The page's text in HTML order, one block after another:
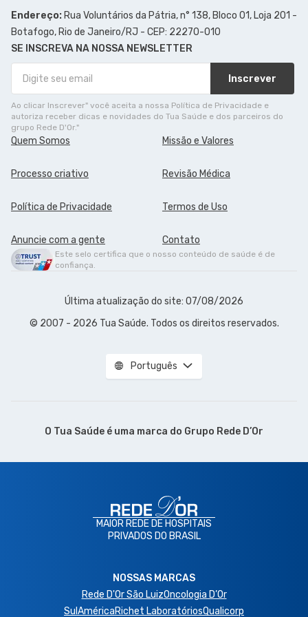
Endereço: Rua Voluntários da Pátria, n° 138, Bloco 01, Loja 201 -
Botafogo, Rio de Janeiro/RJ - CEP: 22270-010
SE INSCREVA NA NOSSA NEWSLETTER
Inscrever
Ao clicar Inscrever" você aceita a nossa Política de Privacidade e
autoriza receber dicas e novidades do Tua Saúde e dos parceiros do
grupo Rede D'Or."
Quem Somos Missão e Valores
Processo criativo Revisão Médica
Política de Privacidade Termos de Uso
Anuncie com a gente Contato
Este selo certifica que o nosso conteúdo de saúde é de
confiança.
Última atualização do site: 07/08/2026
© 2007 - 2026 Tua Saúde. Todos os direitos reservados.
Português
O Tua Saúde é uma marca do Grupo Rede D’Or
MAIOR REDE DE HOSPITAIS
PRIVADOS DO BRASIL
NOSSAS MARCAS
Rede D'Or São LuizOncologia D’Or
SulAméricaRichet LaboratóriosQualicorp